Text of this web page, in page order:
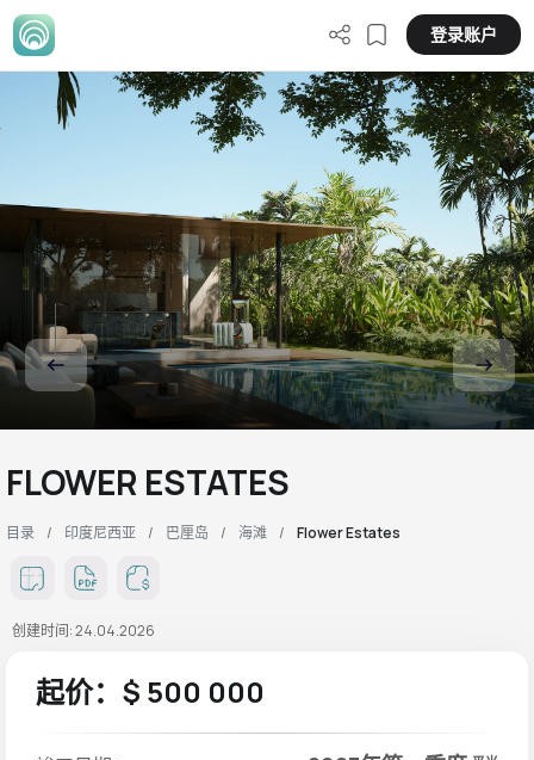
登录账户
FLOWER ESTATES
目录 印度尼西亚 巴厘岛 海滩 Flower Estates
创建时间: 24.04.2026
起价：$ 500 000